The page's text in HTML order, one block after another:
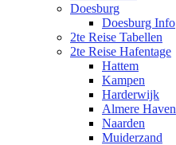
Doesburg
Doesburg Info
2te Reise Tabellen
2te Reise Hafentage
Hattem
Kampen
Harderwijk
Almere Haven
Naarden
Muiderzand